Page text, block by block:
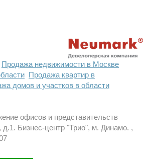
Продажа недвижимости в Москве
Продажа квартир в
домов и участков в области
офисов и представительств
Бизнес-центр "Трио", м. Динамо. ,